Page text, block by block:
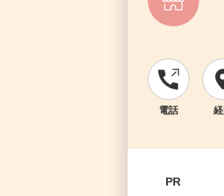
電話
PR